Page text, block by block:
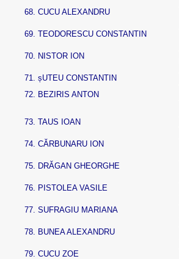
68. CUCU ALEXANDRU
69. TEODORESCU CONSTANTIN
70. NISTOR ION
71. șUTEU CONSTANTIN
72. BEZIRIS ANTON
73. TAUS IOAN
74. CĂRBUNARU ION
75. DRĂGAN GHEORGHE
76. PISTOLEA VASILE
77. SUFRAGIU MARIANA
78. BUNEA ALEXANDRU
79. CUCU ZOE